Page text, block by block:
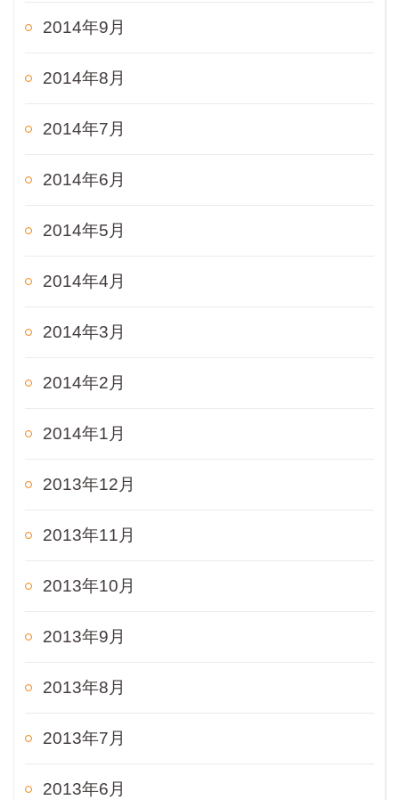
2014年9月
2014年8月
2014年7月
2014年6月
2014年5月
2014年4月
2014年3月
2014年2月
2014年1月
2013年12月
2013年11月
2013年10月
2013年9月
2013年8月
2013年7月
2013年6月